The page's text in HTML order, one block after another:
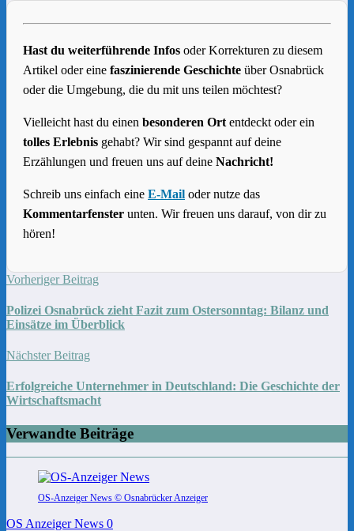
Hast du weiterführende Infos oder Korrekturen zu diesem
Artikel oder eine faszinierende Geschichte über Osnabrück
oder die Umgebung, die du mit uns teilen möchtest?
Vielleicht hast du einen besonderen Ort entdeckt oder ein
tolles Erlebnis gehabt? Wir sind gespannt auf deine
Erzählungen und freuen uns auf deine Nachricht!
Schreib uns einfach eine E-Mail oder nutze das
Kommentarfenster unten. Wir freuen uns darauf, von dir zu
hören!
Vorheriger Beitrag
Polizei Osnabrück zieht Fazit zum Ostersonntag: Bilanz und
Einsätze im Überblick
Nächster Beitrag
Erfolgreiche Unternehmer in Deutschland: Die Geschichte der
Wirtschaftsmacht
Verwandte Beiträge
OS-Anzeiger News © Osnabrücker Anzeiger
OS Anzeiger News 0